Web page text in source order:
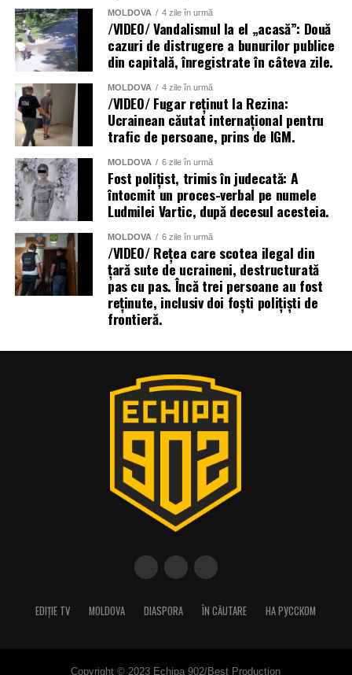
MOLDOVA 4 zile în urmă
/VIDEO/ Vandalismul la el „acasă”: Două
cazuri de distrugere a bunurilor publice
din capitală, înregistrate în câteva zile.
MOLDOVA 4 zile în urmă
/VIDEO/ Fugar reținut la Rezina:
Ucrainean căutat internațional pentru
trafic de persoane, prins de IGM.
MOLDOVA 6 zile în urmă
Fost polițist, trimis în judecată: A
întocmit un proces-verbal pe numele
Ludmilei Vartic, după decesul acesteia.
MOLDOVA 6 zile în urmă
/VIDEO/ Rețea care scotea ilegal din
țară sute de ucraineni, destructurată
pas cu pas. Încă trei persoane au fost
reținute, inclusiv doi foști polițiști de
frontieră.
EDIȚIE TV MOLDOVA DIASPORA ÎN CĂUTARE НА РУССКОМ
Copyright © 2023 Echipa 902/Best Production